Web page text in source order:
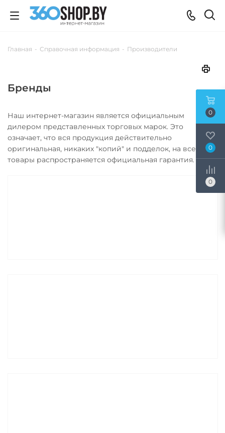
Главная - Справочная информация - Производители
Бренды
Наш интернет-магазин является официальным
дилером представленных торговых марок. Это
означает, что вся продукция действительно
оригинальная, никаких "копий" и подделок, на все
товары распространяется официальная гарантия.
0
0
0